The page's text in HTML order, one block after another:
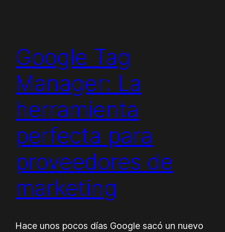
Google Tag
Manager: La
herramienta
perfecta para
proveedores de
marketing
Hace unos pocos días Google sacó un nuevo